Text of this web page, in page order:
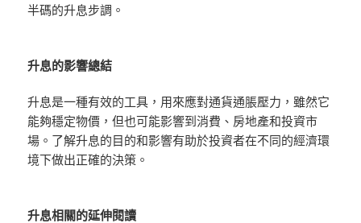
半碼的升息步調。
升息的影響總結
升息是一種有效的工具，用來應對通貨通脹壓力，雖然它
能夠穩定物價，但也可能影響到消費、房地產和投資市
場。了解升息的目的和影響有助於投資者在不同的經濟環
境下做出正確的決策。
升息相關的延伸閱讀